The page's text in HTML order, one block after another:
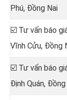
Phú, Đồng Nai
☑️ Tư vấn báo
Vĩnh Cửu, Đồng
☑️ Tư vấn báo
Định Quán, Đồng